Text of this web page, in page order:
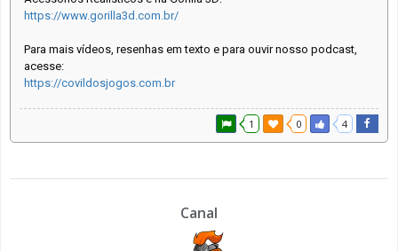
https://www.gorilla3d.com.br/
Para mais vídeos, resenhas em texto e para ouvir nosso podcast,
acesse:
https://covildosjogos.com.br
1 0 4
Canal